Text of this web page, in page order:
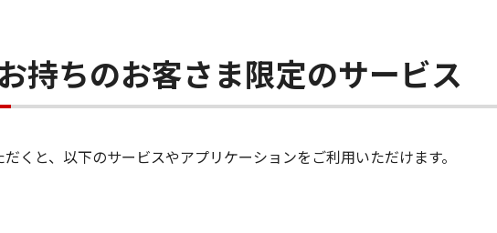
持ちのお客さま限定のサービス
だくと、以下のサービスやアプリケーションをご利用いただけます。